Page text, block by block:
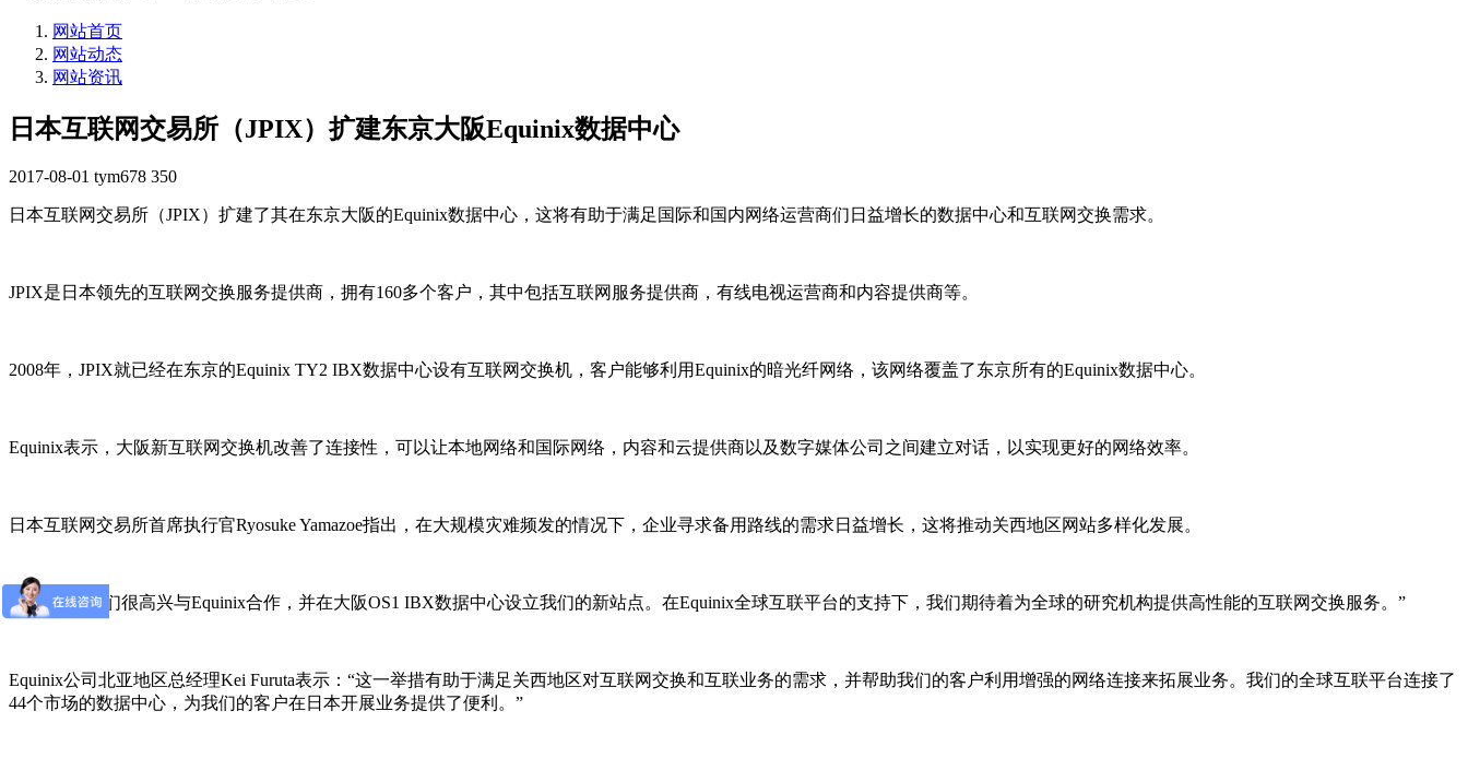
网站首页
网站动态
网站资讯
日本互联网交易所（JPIX）扩建东京大阪Equinix数据中心
2017-08-01 tym678 350
日本互联网交易所（JPIX）扩建了其在东京大阪的Equinix数据中心，这将有助于满足国际和国内网络运营商们日益增长的数据中心和互联网交换需求。
JPIX是日本领先的互联网交换服务提供商，拥有160多个客户，其中包括互联网服务提供商，有线电视运营商和内容提供商等。
2008年，JPIX就已经在东京的Equinix TY2 IBX数据中心设有互联网交换机，客户能够利用Equinix的暗光纤网络，该网络覆盖了东京所有的Equinix数据中心。
Equinix表示，大阪新互联网交换机改善了连接性，可以让本地网络和国际网络，内容和云提供商以及数字媒体公司之间建立对话，以实现更好的网络效率。
日本互联网交易所首席执行官Ryosuke Yamazoe指出，在大规模灾难频发的情况下，企业寻求备用路线的需求日益增长，这将推动关西地区网站多样化发展。
他说到：“我们很高兴与Equinix合作，并在大阪OS1 IBX数据中心设立我们的新站点。在Equinix全球互联平台的支持下，我们期待着为全球的研究机构提供高性能的互联网交换服务。”
Equinix公司北亚地区总经理Kei Furuta表示：“这一举措有助于满足关西地区对互联网交换和互联业务的需求，并帮助我们的客户利用增强的网络连接来拓展业务。我们的全球互联平台连接了
44个市场的数据中心，为我们的客户在日本开展业务提供了便利。”